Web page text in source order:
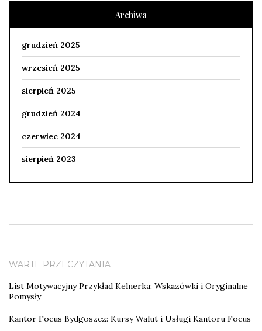
Archiwa
grudzień 2025
wrzesień 2025
sierpień 2025
grudzień 2024
czerwiec 2024
sierpień 2023
WARTE PRZECZYTANIA
List Motywacyjny Przykład Kelnerka: Wskazówki i Oryginalne
Pomysły
Kantor Focus Bydgoszcz: Kursy Walut i Usługi Kantoru Focus